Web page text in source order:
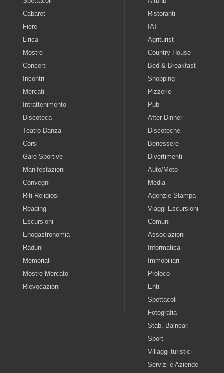
Cabaret
Fiere
Lirica
Mostre
Concerti
Incontri
Mercati
Intrattenimento
Discoteca
Teatro-Danza
Corsi
Gare-Sportive
Manifestazioni
Convegni
Riti-Religiosi
Reading
Escursioni
Enogastronomia
Raduni
Memoriali
Mostre-Mercato
Rievocazioni
Ristoranti
IAT
Agriturist
Country House
Bed & Breakfast
Shopping
Pizzerie
Pub
After Dinner
Discoteche
Benessere
Divertimenti
Auto/Moto
Media
Agenzie Stampa
Viaggi Escursioni
Comuni
Associazioni
Informatica
Immobiliari
Proloco
Enti
Spettacoli
Fotografia
Stab. Balneari
Sport
Villaggi turistici
Servizi e Aziende